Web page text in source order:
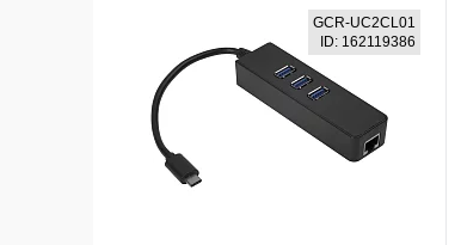
GCR-UC2CL01
ID: 162119386